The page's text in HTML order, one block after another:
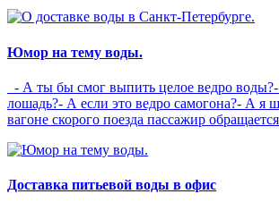
Юмор на тему воды.
- А ты бы смог выпить целое ведро
лошадь?- А если это ведро самогона?- А я
вагоне скорого поезда пассажир
Доставка питьевой воды в офис